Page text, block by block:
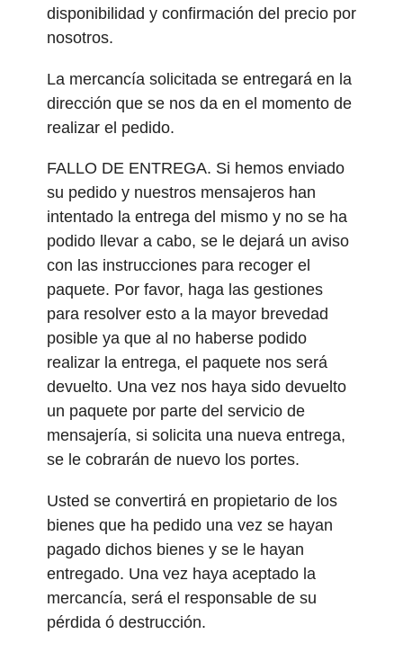
disponibilidad y confirmación del precio por
nosotros.
La mercancía solicitada se entregará en la
dirección que se nos da en el momento de
realizar el pedido.
FALLO DE ENTREGA. Si hemos enviado
su pedido y nuestros mensajeros han
intentado la entrega del mismo y no se ha
podido llevar a cabo, se le dejará un aviso
con las instrucciones para recoger el
paquete. Por favor, haga las gestiones
para resolver esto a la mayor brevedad
posible ya que al no haberse podido
realizar la entrega, el paquete nos será
devuelto. Una vez nos haya sido devuelto
un paquete por parte del servicio de
mensajería, si solicita una nueva entrega,
se le cobrarán de nuevo los portes.
Usted se convertirá en propietario de los
bienes que ha pedido una vez se hayan
pagado dichos bienes y se le hayan
entregado. Una vez haya aceptado la
mercancía, será el responsable de su
pérdida ó destrucción.